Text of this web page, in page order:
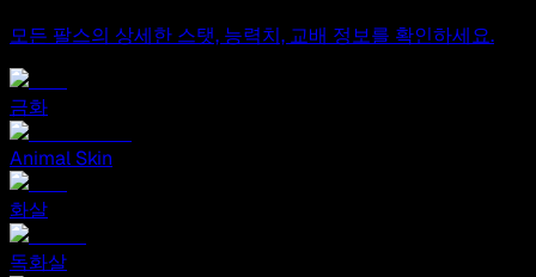
모든 팔스의 상세한 스탯, 능력치, 교배 정보를 확인하세요.
금화
Animal Skin
화살
독화살